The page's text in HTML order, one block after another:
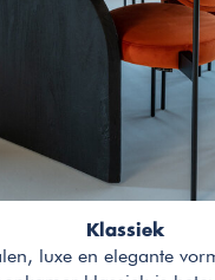
Klassiek
luxe en elegante